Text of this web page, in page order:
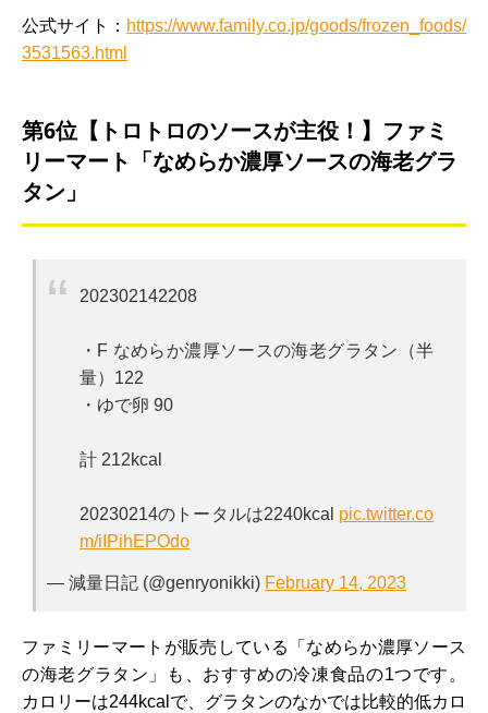
公式サイト： https://www.family.co.jp/goods/frozen_foods/
3531563.html
第6位【トロトロのソースが主役！】ファミ
リーマート「なめらか濃厚ソースの海老グラ
タン」
202302142208
・F なめらか濃厚ソースの海老グラタン（半
量）122
・ゆで卵 90
計 212kcal
20230214のトータルは2240kcal pic.twitter.co
m/iIPihEPOdo
— 減量日記 (@genryonikki) February 14, 2023
ファミリーマートが販売している「なめらか濃厚ソース
の海老グラタン」も、おすすめの冷凍食品の1つです。
カロリーは244kcalで、グラタンのなかでは比較的低カロ